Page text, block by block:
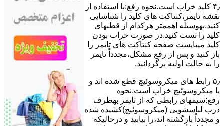
۴٫ ﮐﻠﯿﺪ ﺧﺮاب اﺳﺖ.نحوه رفع:ﺑﺎ اﺳﺘﻔﺎده از
ﻧﻘﺸﻪ ﺗﺎﯾﻤﺮ،ﮐﻨﺘﺎﮐﺖ ﻫﺎی ﮐﻠﯿﺪ را ﺷﻨﺎﺳﺎﯾﯽ
کنید.بهوسیله اهممتر هرکدام از قطبهای
ﮐﻠﯿﺪ را ﺗﺴﺖ ﮐﻨﯿﺪ.در ﺻﻮرت ﺧﺮاب ﺑﻮدن
ﮐﻠﯿﺪ میبایست ﺻﻔﺤﻪ ﮐﻨﺘﺎﮐﺖ ﻫﺎی ﺗﺎﯾﻤﺮ را
باز کنید و ﭘﺲ از رﻓﻊ مشکل،مجدداً ﺗﺎﯾﻤﺮ
را به حالت اوﻟﯿﻪ برگردانید.
۵٫ رابط های ﻣﯿﮑﺮوﺳﻮﺋﯿﭻ ﻗﻄﻊ شده اند و
ﯾﺎ ﻣﯿﮑﺮوﺳﻮﺋﯿﭻ ﺧﺮاب اﺳﺖ.نحوه
رفع:سیمهای راﺑﻄﯽ ﮐﻪ از ﺗﺎﯾﻤﺮ بهطرف
درب لباسشویی (ﻣﯿﮑﺮوﺳﻮﺋﯿﭻ)کشیده شده
و مجدداً بازگشته اند،را ﺑﯿﺎﺑﯿﺪ و درحالیکه